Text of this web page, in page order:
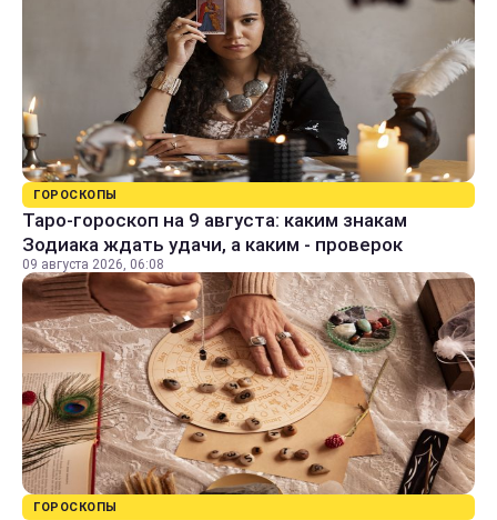
ГОРОСКОПЫ
Таро-гороскоп на 9 августа: каким знакам
Зодиака ждать удачи, а каким - проверок
09 августа 2026, 06:08
ГОРОСКОПЫ